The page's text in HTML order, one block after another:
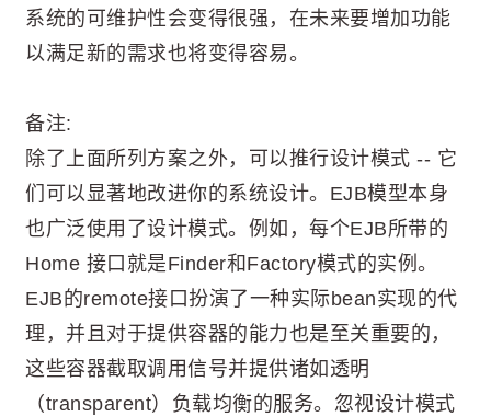
系统的可维护性会变得很强，在未来要增加功能
以满足新的需求也将变得容易。
备注:
除了上面所列方案之外，可以推行设计模式 -- 它
们可以显著地改进你的系统设计。EJB模型本身
也广泛使用了设计模式。例如，每个EJB所带的
Home 接口就是Finder和Factory模式的实例。
EJB的remote接口扮演了一种实际bean实现的代
理，并且对于提供容器的能力也是至关重要的，
这些容器截取调用信号并提供诸如透明
（transparent）负载均衡的服务。忽视设计模式